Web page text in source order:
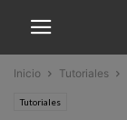
Inicio Tutoriales
Tutoriales